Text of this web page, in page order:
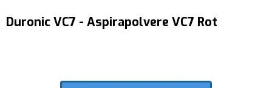
Duronic VC7 - Aspirapolvere VC7 Rot